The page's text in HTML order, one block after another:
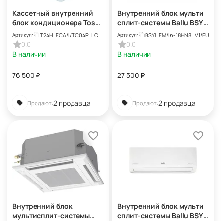
Кассетный внутренний
блок кондиционера Tosot
T24H-FCA/I (TC04P-LC)
Артикул: T24H-FCA/I/TC04P-LC
0.0
В наличии
76 500 ₽
Продают:2 продавца
Внутренний блок мульти
сплит-системы Ballu BSYI-
FM/in-18HN8_V1/EU Eco
Smart
Артикул: BSYI-FM/in-18HN8_V1/EU
0.0
В наличии
27 500 ₽
Продают:2 продавца
Внутренний блок
мультисплит-системы
Внутренний блок мульти
сплит-системы Ballu BSYI-